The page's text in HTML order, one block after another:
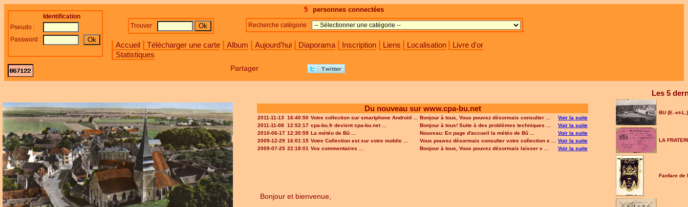
5 personnes connectées
Accueil Télécharger une carte Album Aujourd'hui Diaporama Inscription Liens Localisation
Livre d'or
Statistiques
Identification
Pseudo :
Password :
Trouver Recherche catégorie
Partager
Les 5
BU (E.-et-L.)
LA
Fanfare de
Du nouveau sur www.cpa-bu.net
2011-11-13 16:40:50 Votre collection sur smartphone Androïd ... Bonjour à tous, Vous pouvez désormais consulter ...
Voir la suite
2011-11-08 12:52:17 cpa-bu.fr devient cpa-bu.net ... Bonjour à tous! Suite à des problèmes techniques ...
Voir la suite
2010-06-17 12:30:59 La météo de Bû ... Nouveau: En page d'accueil la météo de Bû ...
Voir la suite
2009-12-29 16:01:15 Votre Collection est sur votre mobile ... Vous pouvez désormais consulter votre collection e ...
Voir la suite
2009-07-25 22:18:01 Vos commentaires ... Bonjour à tous, Vous pouvez désormais laisser v ... Voir la suite
Bonjour et bienvenue,